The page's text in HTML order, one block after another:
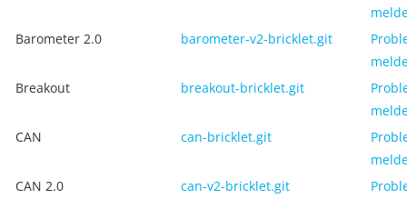
Barometer 2.0
barometer-v2-bricklet.git
Breakout
breakout-bricklet.git
CAN
can-bricklet.git
CAN 2.0
can-v2-bricklet.git